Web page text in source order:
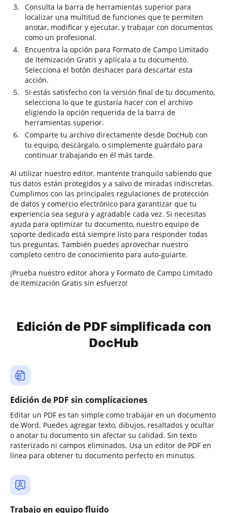
Consulta la barra de herramientas superior para
localizar una multitud de funciones que te permiten
anotar, modificar y ejecutar, y trabajar con documentos
como un profesional.
Encuentra la opción para Formato de Campo Limitado
de Itemización Gratis y aplícala a tu documento.
Selecciona el botón deshacer para descartar esta
acción.
Si estás satisfecho con la versión final de tu documento,
selecciona lo que te gustaría hacer con el archivo
eligiendo la opción requerida de la barra de
herramientas superior.
Comparte tu archivo directamente desde DocHub con
tu equipo, descárgalo, o simplemente guárdalo para
continuar trabajando en él más tarde.
Al utilizar nuestro editor, mantente tranquilo sabiendo que
tus datos están protegidos y a salvo de miradas indiscretas.
Cumplimos con las principales regulaciones de protección
de datos y comercio electrónico para garantizar que tu
experiencia sea segura y agradable cada vez. Si necesitas
ayuda para optimizar tu documento, nuestro equipo de
soporte dedicado está siempre listo para responder todas
tus preguntas. También puedes aprovechar nuestro
completo centro de conocimiento para auto-guiarte.
¡Prueba nuestro editor ahora y Formato de Campo Limitado
de Itemización Gratis sin esfuerzo!
Edición de PDF simplificada con
DocHub
Edición de PDF sin complicaciones
Editar un PDF es tan simple como trabajar en un documento
de Word. Puedes agregar texto, dibujos, resaltados y ocultar
o anotar tu documento sin afectar su calidad. Sin texto
rasterizado ni campos eliminados. Usa un editor de PDF en
línea para obtener tu documento perfecto en minutos.
Trabajo en equipo fluido